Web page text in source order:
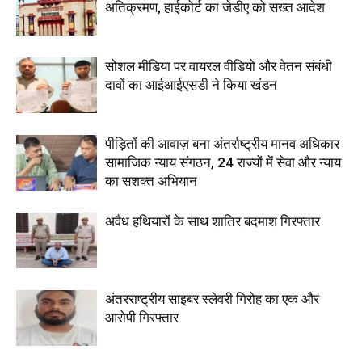
अतिक्रमण, हाईकोर्ट का जेडीए को सख्त आदेश
सोशल मीडिया पर वायरल वीडियो और वेतन संबंधी
दावों का आईआईएसडी ने किया खंडन
पीड़ितों की आवाज़ बना अंतर्राष्ट्रीय मानव अधिकार
सामाजिक न्याय संगठन, 24 राज्यों में सेवा और न्याय
का सशक्त अभियान
अवैध हथियारों के साथ शातिर बदमाश गिरफ्तार
अंतरराष्ट्रीय साइबर स्लेवरी गिरोह का एक और
आरोपी गिरफ्तार